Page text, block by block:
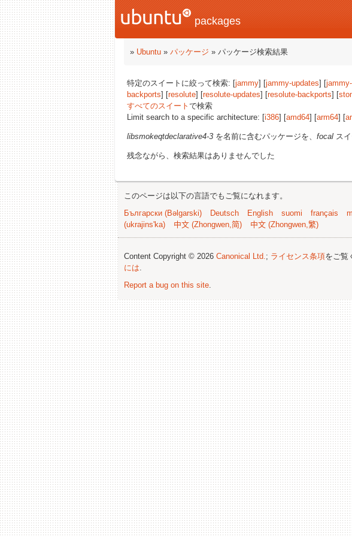
packages
» Ubuntu » パッケージ » パッケージ検索結果
特定のスイートに絞って検索: [jammy] [jammy-updates] [
backports] [resolute] [resolute-updates] [resolute-backports] [
すべてのスイート で検索
Limit search to a specific architecture: [i386] [amd64] [arm64] [
libsmokeqtdeclarative4-3 を名前に含むパッケージを、 focal ス
残念ながら、検索結果はありませんでした
このページは以下の言語でもご覧になれます。
Български (Bəlgarski)
Deutsch English suomi français
(ukrajins'ka)
中文 (Zhongwen,简) 中文 (Zhongwen,繁)
Content Copyright © 2026 Canonical Ltd.; ライセンス条項をご覧
には.
Report a bug on this site.